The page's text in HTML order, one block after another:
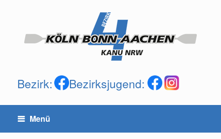
Bezirk: Bezirksjugend:
Menü